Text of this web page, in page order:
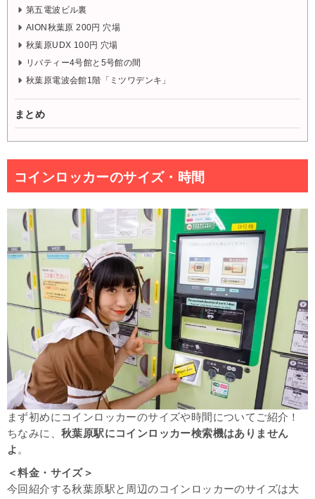
第五電波ビル裏
AION秋葉原 200円 穴場
秋葉原UDX 100円 穴場
リバティー4号館と5号館の間
秋葉原電波会館1階「ミツワデンキ」
まとめ
コインロッカーのサイズ・時間
まず初めにコインロッカーのサイズや時間についてご紹介！
ちなみに、 秋葉原駅にコインロッカー検索機はありません
よ。
＜料金・サイズ＞
今回紹介する秋葉原駅と周辺のコインロッカーのサイズは大